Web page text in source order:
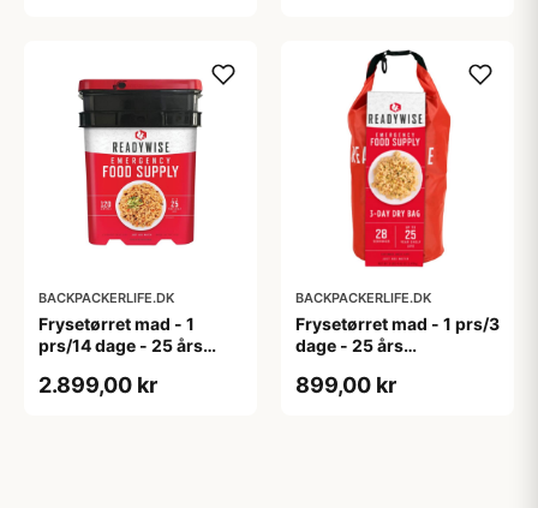
BACKPACKERLIFE.DK
Frysetørret mad - 1
prs/14 dage - 25 års
Hovedretter
2.899,00 kr
BACKPACKERLIFE.DK
Frysetørret mad - 1 prs/3
dage - 25 års
Bag
899,00 kr